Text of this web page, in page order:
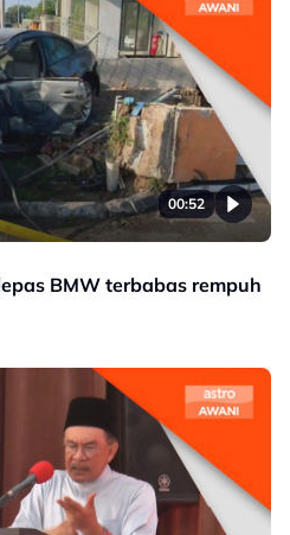
00:52
BMW terbabas rempuh